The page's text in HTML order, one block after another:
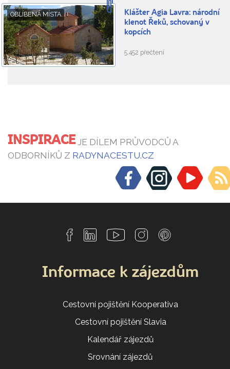
OBLÍBENÁ MÍSTA
Klášter Agia Lavra: národní
klenot Řeků, schovaný v
kopcích
5.452 přečtení
INSPIRACEJE DÍLEM PRŮVODCŮ A
ODBORNÍKŮ Z RADYNACESTU.CZ
Informace k zájezdům
Cestovní pojištění Kooperativa
Cestovní pojištění Slavia
Kalendář zájezdů
Srovnání zájezdů